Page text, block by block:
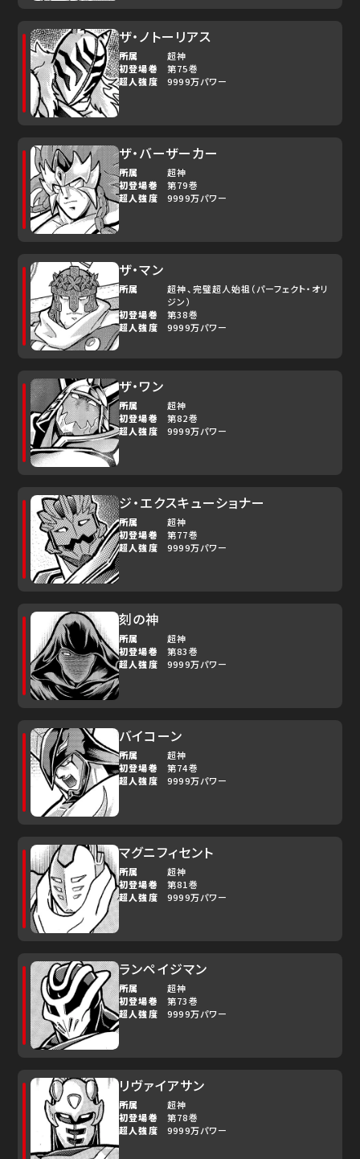
ザ・ノトーリアス
所属
超神
初登場巻
第75巻
超人強度
9999万パワー
ザ・バーザーカー
所属
超神
初登場巻
第79巻
超人強度
9999万パワー
ザ・マン
所属 超神 完璧超人始祖（パーフェクト・オリ
ジン）
初登場巻
第38巻
超人強度
9999万パワー
ザ・ワン
所属
超神
初登場巻
第82巻
超人強度
9999万パワー
ジ・エクスキューショナー
所属
超神
初登場巻
第77巻
超人強度
9999万パワー
刻の神
所属
超神
初登場巻
第83巻
超人強度
9999万パワー
バイコーン
所属
超神
初登場巻
第74巻
超人強度
9999万パワー
マグニフィセント
所属
超神
初登場巻
第81巻
超人強度
9999万パワー
ランペイジマン
所属
超神
初登場巻
第73巻
超人強度
9999万パワー
リヴァイアサン
所属
超神
初登場巻
第78巻
超人強度
9999万パワー